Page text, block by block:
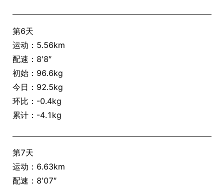
第6天
运动：5.56km
配速：8′8″
初始：96.6kg
今日：92.5kg
环比：-0.4kg
累计：-4.1kg
第7天
运动：6.63km
配速：8′07″